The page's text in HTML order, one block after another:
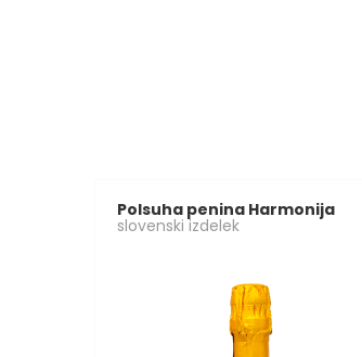
Polsuha penina Harmonija
slovenski izdelek